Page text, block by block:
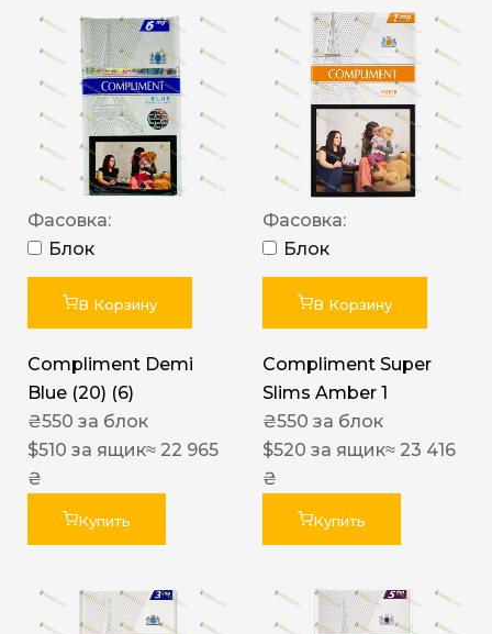
Фасовка:
Блок
В Корзину
Compliment Demi
Blue (20) (6)
₴550 за блок
$510 за ящик≈ 22 965
₴
Купить
Фасовка:
Блок
В Корзину
Compliment Super
Slims Amber 1
₴550 за блок
$520 за ящик≈ 23 416
₴
Купить